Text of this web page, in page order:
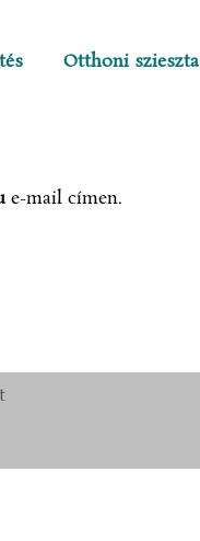
Otthoni szieszta
e-mail címen.